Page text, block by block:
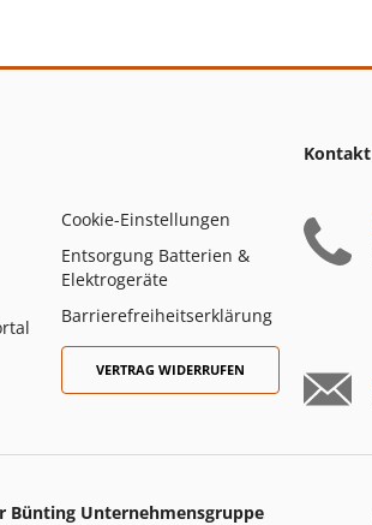
Cookie-Einstellungen
Entsorgung Batterien &
Elektrogeräte
Barrierefreiheitserklärung
VERTRAG WIDERRUFEN
Kontakt
Bünting Unternehmensgruppe